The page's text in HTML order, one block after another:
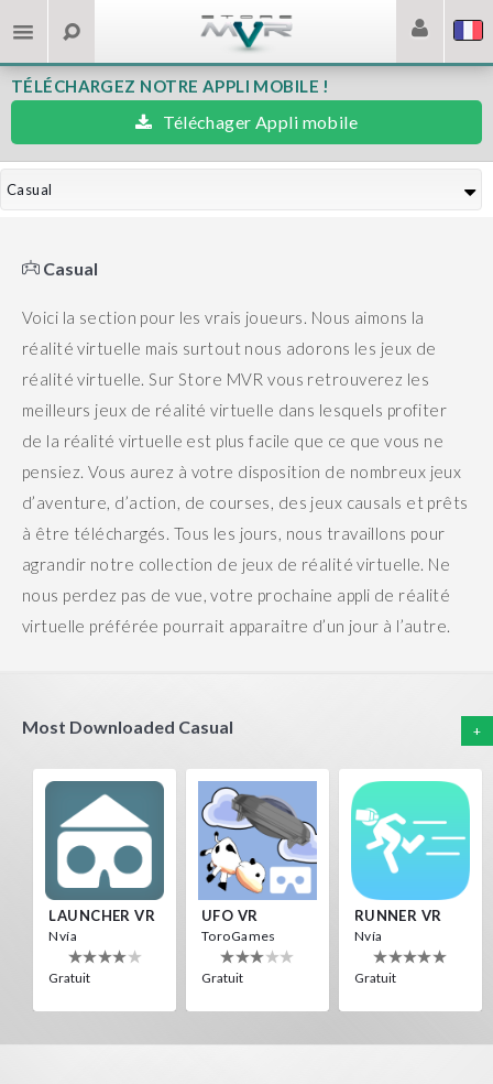
TÉLÉCHARGEZ NOTRE APPLI MOBILE !
Téléchager Appli mobile
Casual
Casual
Voici la section pour les vrais joueurs. Nous aimons la
réalité virtuelle mais surtout nous adorons les jeux de
réalité virtuelle.Sur Store MVR vous retrouverez les
meilleurs jeux de réalité virtuelle dans lesquels profiter
de la réalité virtuelle est plus facile que ce que vous ne
pensiez. Vous aurez à votre disposition de nombreux jeux
d’aventure, d’action, de courses, des jeux causals et prêts
à être téléchargés. Tous les jours, nous travaillons pour
agrandir notre collection de jeux de réalité virtuelle. Ne
nous perdez pas de vue, votre prochaine appli de réalité
virtuelle préférée pourrait apparaitre d’un jour à l’autre.
+
Most Downloaded Casual
LAUNCHER VR
Nvía
Gratuit
UFO VR
ToroGames
Gratuit
RUNNER VR
Nvía
Gratuit